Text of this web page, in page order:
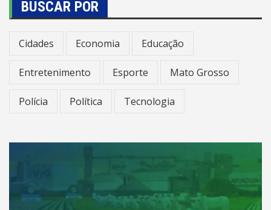
BUSCAR POR
Cidades Economia Educação
Entretenimento Esporte Mato Grosso
Polícia Política Tecnologia